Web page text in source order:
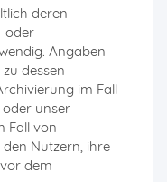
deren
oder
Angaben
dessen
im Fall
unser
Fall von
Nutzern, ihre
dem